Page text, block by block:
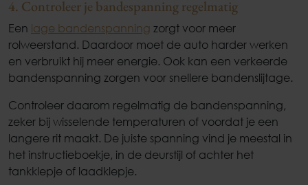
4. Controleer je bandespanning regelmatig
Een lage bandenspanning zorgt voor meer
rolweerstand. Daardoor moet de auto harder werken
en verbruikt hij meer energie. Ook kan een verkeerde
bandenspanning zorgen voor snellere bandenslijtage.
Controleer daarom regelmatig de bandenspanning,
zeker bij wisselende temperaturen of voordat je een
langere rit maakt. De juiste spanning vind je meestal in
het instructieboekje, in de deurstijl of achter het
tankklepje of laadklepje.